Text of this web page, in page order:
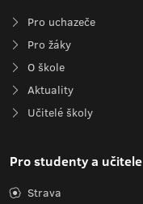
Pro uchazeče
Pro žáky
O škole
Aktuality
Učitelé školy
Pro studenty a učitele
Strava